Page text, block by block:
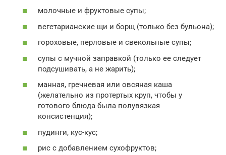
молочные и фруктовые супы;
вегетарианские щи и борщ (только без бульона);
гороховые, перловые и свекольные супы;
супы с мучной заправкой (только ее следует
подсушивать, а не жарить);
манная, гречневая или овсяная каша
(желательно из протертых круп, чтобы у
готового блюда была полувязкая
консистенция);
пудинги, кус-кус;
рис с добавлением сухофруктов;